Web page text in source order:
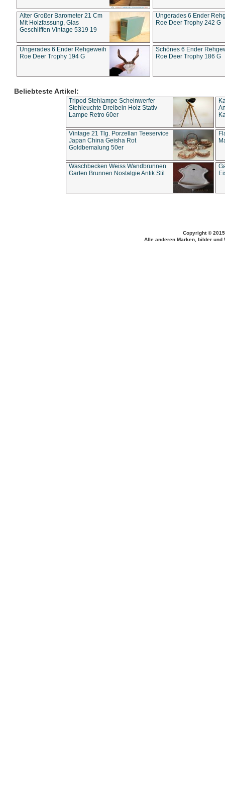
Alter Großer Barometer 21 Cm
Mit Holzfassung, Glas
Geschliffen Vintage 5319 19
Ungerades 6 Ender
Roe Deer Trophy 242 G
Ungerades 6 Ender Rehgeweih
Roe Deer Trophy 194 G
Schönes 6 Ender
Roe Deer Trophy 186 G
Beliebteste Artikel:
Tripod Stehlampe Scheinwerfer
Stehleuchte Dreibein Holz Stativ
Lampe Retro 60er
Vintage 21 Tlg. Porzellan Teeservice
Japan China Geisha Rot
Goldbemalung 50er
Waschbecken Weiss Wandbrunnen
Garten Brunnen Nostalgie Antik Stil
Copyright ©
Alle anderen Marken, bilder und